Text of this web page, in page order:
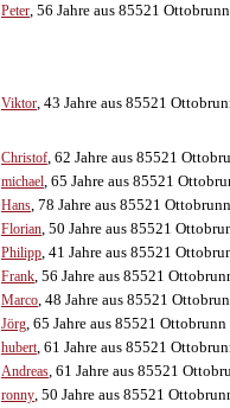
Peter, 56 Jahre aus 85521 Ottobrunn
Viktor, 43 Jahre aus 85521
Christof, 62 Jahre aus 85521
michael, 65 Jahre aus 85521
Hans, 78 Jahre aus 85521 Ottobrunn
Florian, 50 Jahre aus 85521
Philipp, 41 Jahre aus 85521
Frank, 56 Jahre aus 85521
Marco, 48 Jahre aus 85521
Jörg, 65 Jahre aus 85521 Ottobrunn
hubert, 61 Jahre aus 85521
Andreas, 61 Jahre aus 85521
ronny, 50 Jahre aus 85521